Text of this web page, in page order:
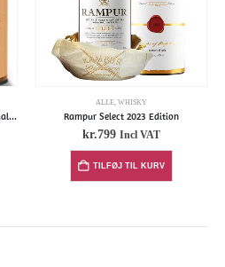
Rampur Double Cask Indian Single Malt Whiskey
ALLE, WHISKY
Rampur Select 2023 Edition
kr.799 Incl VAT
TILFØJ TIL KURV